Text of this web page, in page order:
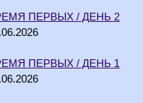
ПЕРВЫХ / ДЕНЬ 2
ПЕРВЫХ / ДЕНЬ 1